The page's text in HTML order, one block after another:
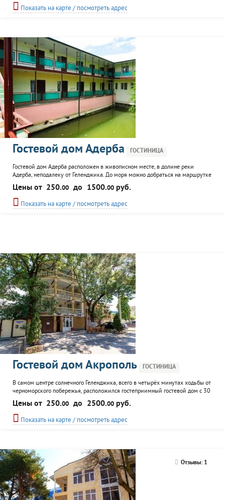
Показать на карте / посмотреть адрес
Гостевой дом Адерба ГОСТИНИЦА
Гостевой дом Адерба расположен в живописном месте, в долине реки
Адерба, неподалеку от Геленджика. До моря можно добраться на маршрутке
(12 км) или на автомобиле. Ближайший пляж в п. Дивноморское. Остановка
общественного транспорта и продуктовый магазин находятся рядом с
гостевым домом. Отдыхающим предоставляется возможность отдохнуть от
городского шума, подышать чистым горным воздухом...
Цены от 250.00 до 1500.00 руб.
Показать на карте / посмотреть адрес
Гостевой дом Акрополь ГОСТИНИЦА
В самом центре солнечного Геленджика, всего в четырёх минутах ходьбы от
черноморского побережья, расположился гостеприимный гостевой дом с 30
номерами различных категорий — от бюджетных до просторных студий
площадью 35 кв.м. Рядом находятся набережная, аквапарк и центр
развлечений. Каждый номер выполнен в классическом стиле и оснащён
кондиционером, телевизором с плоским экраном, холодильником и
Цены от 250.00 до 2500.00 руб.
Показать на карте / посмотреть адрес
Отзывы: 1